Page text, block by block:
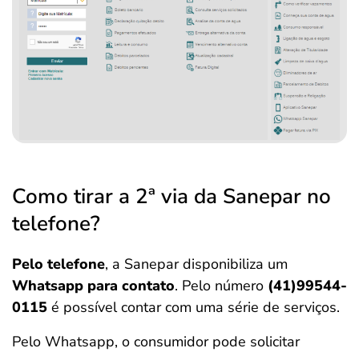
Como tirar a 2ª via da Sanepar no
telefone?
Pelo telefone, a Sanepar disponibiliza um
Whatsapp para contato. Pelo número (41)99544-
0115 é possível contar com uma série de serviços.
Pelo Whatsapp, o consumidor pode solicitar